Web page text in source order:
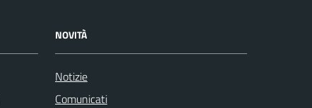
NOVITÀ
Notizie
Comunicati